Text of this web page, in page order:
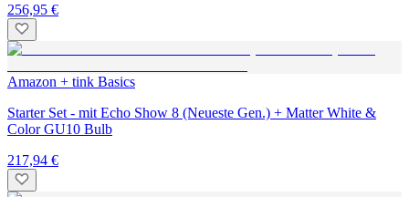
256,95 €
Amazon + tink Basics
Starter Set - mit Echo Show 8 (Neueste Gen.) + Matter White &
Color GU10 Bulb
217,94 €